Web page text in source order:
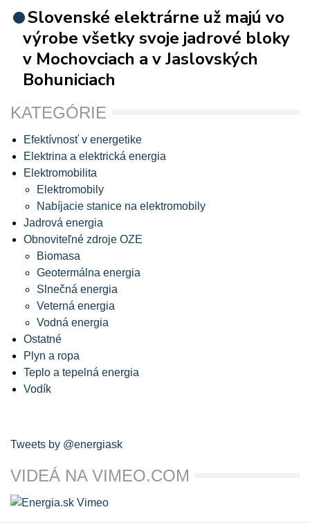
Slovenské elektrárne už majú vo
výrobe všetky svoje jadrové bloky
v Mochovciach a v Jaslovských
Bohuniciach
KATEGÓRIE
Efektívnosť v energetike
Elektrina a elektrická energia
Elektromobilita
Elektromobily
Nabíjacie stanice na elektromobily
Jadrová energia
Obnoviteľné zdroje OZE
Biomasa
Geotermálna energia
Slnečná energia
Veterná energia
Vodná energia
Ostatné
Plyn a ropa
Teplo a tepelná energia
Vodík
Tweets by @energiask
VIDEÁ NA VIMEO.COM